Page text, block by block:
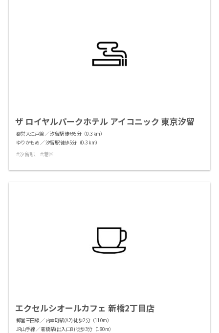
ザ ロイヤルパークホテル アイコニック 東京汐留
都営大江戸線 ／ 汐留駅 徒歩5分（0.3 km）
ゆりかもめ ／ 汐留駅 徒歩5分（0.3 km）
汐留駅 港区
エクセルシオールカフェ 新橋2丁目店
都営三田線 ／ 内幸町駅(A2) 徒歩2分（110m）
JR山手線 ／ 新橋駅(出入口8) 徒歩3分（180m）